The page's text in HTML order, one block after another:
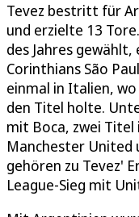
Tevez bestritt für
und erzielte 13
des Jahres
Corinthians São
einmal in Italien,
den Titel holte.
mit Boca, zwei Titel
Manchester United
gehören zu Tevez'
League-Sieg mit